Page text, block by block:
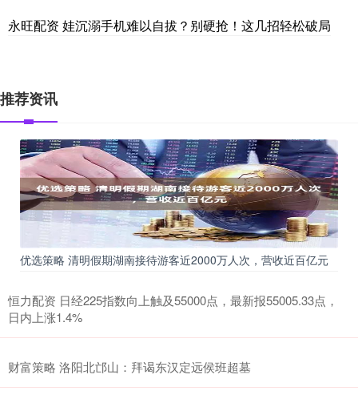
永旺配资 娃沉溺手机难以自拔？别硬抢！这几招轻松破局
推荐资讯
优选策略 清明假期湖南接待游客近2000万人次，营收近百亿元
恒力配资 日经225指数向上触及55000点，最新报55005.33点，
日内上涨1.4%
财富策略 洛阳北邙山：拜谒东汉定远侯班超墓